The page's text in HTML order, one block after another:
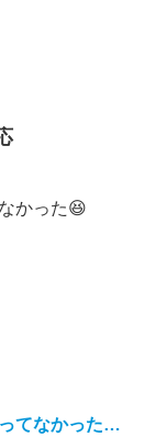
かった😆
てなかった…